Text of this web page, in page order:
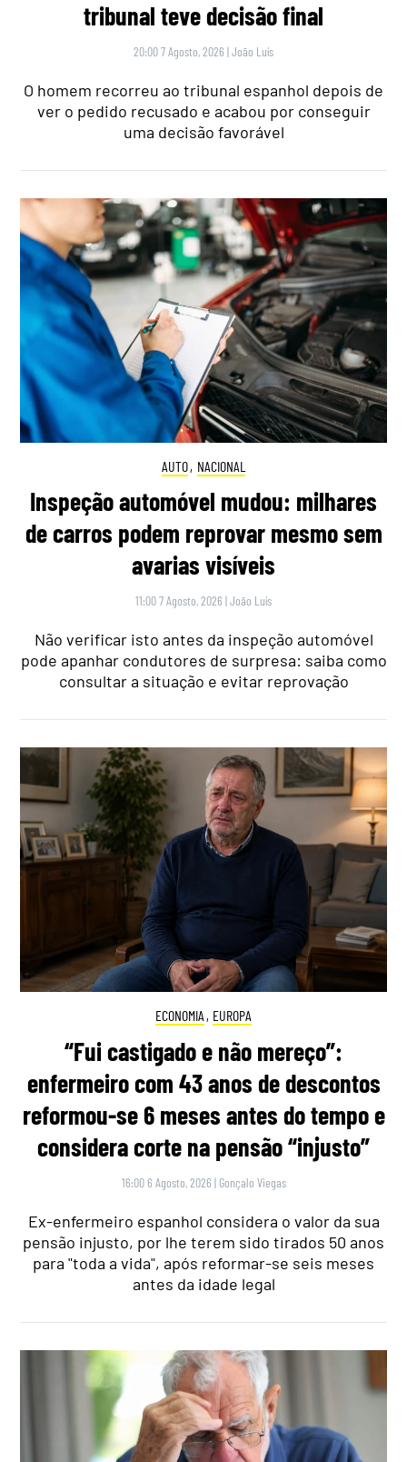
tribunal teve decisão final
20:00 7 Agosto, 2026 |João Luís
O homem recorreu ao tribunal espanhol depois de
ver o pedido recusado e acabou por conseguir
uma decisão favorável
AUTO, NACIONAL
Inspeção automóvel mudou: milhares
de carros podem reprovar mesmo sem
avarias visíveis
11:00 7 Agosto, 2026 |João Luís
Não verificar isto antes da inspeção automóvel
pode apanhar condutores de surpresa: saiba como
consultar a situação e evitar reprovação
ECONOMIA , EUROPA
“Fui castigado e não mereço”:
enfermeiro com 43 anos de descontos
reformou-se 6 meses antes do tempo e
considera corte na pensão “injusto”
16:00 6 Agosto, 2026 | Gonçalo Viegas
Ex-enfermeiro espanhol considera o valor da sua
pensão injusto, por lhe terem sido tirados 50 anos
para "toda a vida", após reformar-se seis meses
antes da idade legal